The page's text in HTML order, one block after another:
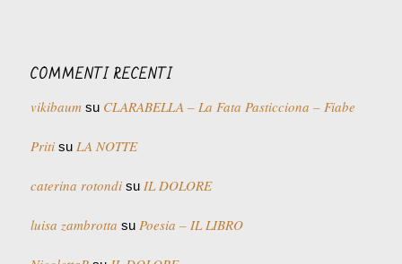
COMMENTI RECENTI
vikibaumsu CLARABELLA – La Fata Pasticciona – Fiabe
Pritisu LA NOTTE
caterina rotondisu IL DOLORE
luisa zambrotta su Poesia – IL LIBRO